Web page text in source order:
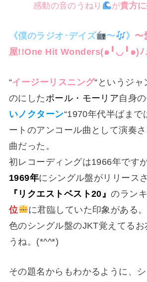
感動の音のうねり が貴方
《僕のラジオ･デイズ 〜 》 〜
屋!!One Hit Wonders⁠(⁠๑⁠╹⁠◡⁠╹⁠๑⁠)⁠ﾉ⁠
“イージーリスニング“というジャ
のにした ポール・モーリア自身
いノクターン“1970年代半ばまで
ートのアンコール曲として演奏
曲だった。
初レコーディングは1966年です
1969年にシングル盤がリリース
『リクエストベスト20』のラン
位
に君臨していた印象がある
色のシングル盤のJKT覚えてるお
うね。(*^^*)
その題名からもわかるように、